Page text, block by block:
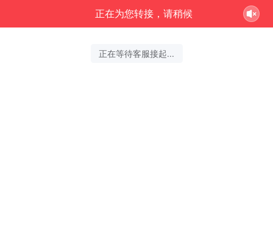
正在为您转接，请稍候
正在等待客服接起...